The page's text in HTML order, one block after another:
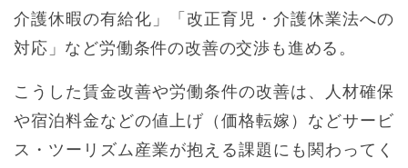
介護休暇の有給化」「改正育児・介護休業法への
対応」など労働条件の改善の交渉も進める。
こうした賃金改善や労働条件の改善は、人材確保
や宿泊料金などの値上げ（価格転嫁）などサービ
ス・ツーリズム産業が抱える課題にも関わってく